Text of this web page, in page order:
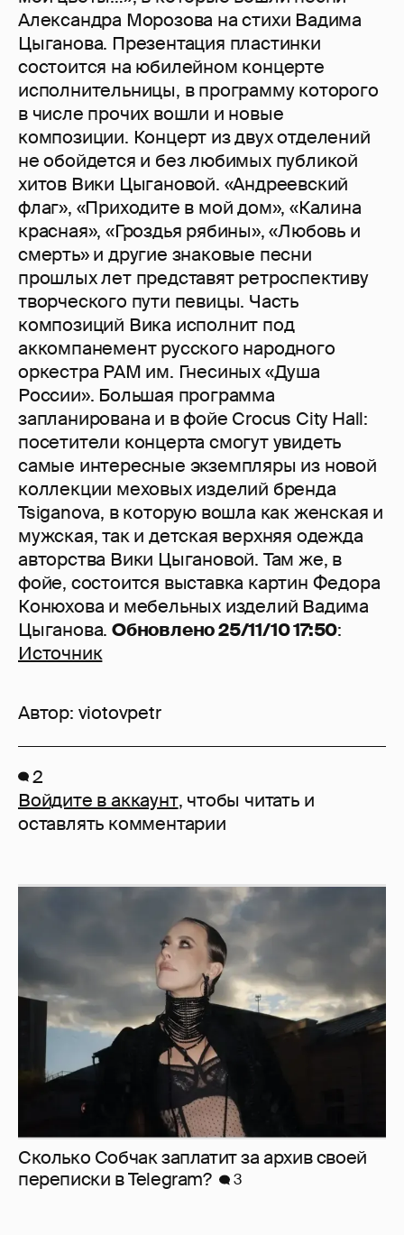
Александра Морозова на стихи Вадима
Цыганова. Презентация пластинки
состоится на юбилейном концерте
исполнительницы, в программу которого
в числе прочих вошли и новые
композиции. Концерт из двух отделений
не обойдется и без любимых публикой
хитов Вики Цыгановой. «Андреевский
флаг», «Приходите в мой дом», «Калина
красная», «Гроздья рябины», «Любовь и
смерть» и другие знаковые песни
прошлых лет представят ретроспективу
творческого пути певицы. Часть
композиций Вика исполнит под
аккомпанемент русского народного
оркестра РАМ им. Гнесиных «Душа
России». Большая программа
запланирована и в фойе Crocus City Hall:
посетители концерта смогут увидеть
самые интересные экземпляры из новой
коллекции меховых изделий бренда
Tsiganova, в которую вошла как женская и
мужская, так и детская верхняя одежда
авторства Вики Цыгановой. Там же, в
фойе, состоится выставка картин Федора
Конюхова и мебельных изделий Вадима
Цыганова.Обновлено 25/11/10 17:50:
Источник
Автор: viotovpetr
2
Войдите в аккаунт, чтобы читать и
оставлять комментарии
Сколько Собчак заплатит за архив своей
перeписки в Telegram?
3